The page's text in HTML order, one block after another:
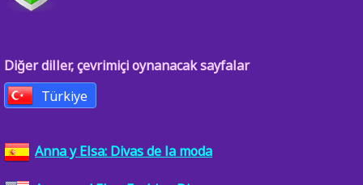
Diğer diller, çevrimiçi oynanacak sayfalar
Türkiye
Anna y Elsa: Divas de la moda